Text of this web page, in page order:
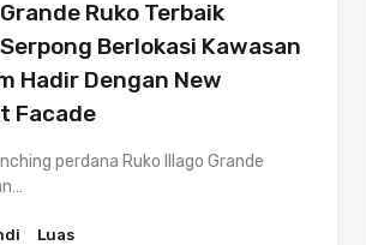
Ruko Terbaik
Berlokasi Kawasan
Hadir Dengan New
Facade
perdana Ruko Illago Grande
Luas